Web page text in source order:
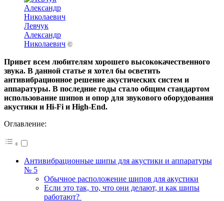
Левчук
Александр
Николаевич ©
Привет всем любителям хорошего высококачественного
звука. В данной статье я хотел бы осветить
антивибрационное решение акустических систем и
аппаратуры. В последние годы стало общим стандартом
использование шипов и опор для звукового оборудования
акустики и Hi-Fi и High-End.
Оглавление:
Антивибрационные шипы для акустики и аппаратуры
№ 5
Обычное расположение шипов для акустики
Если это так, то, что они делают, и как шипы
работают?